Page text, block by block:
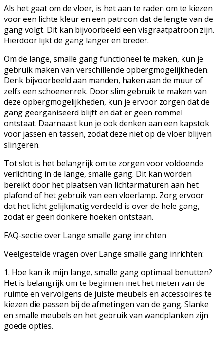
Als het gaat om de vloer, is het aan te raden om te kiezen
voor een lichte kleur en een patroon dat de lengte van de
gang volgt. Dit kan bijvoorbeeld een visgraatpatroon zijn.
Hierdoor lijkt de gang langer en breder.
Om de lange, smalle gang functioneel te maken, kun je
gebruik maken van verschillende opbergmogelijkheden.
Denk bijvoorbeeld aan manden, haken aan de muur of
zelfs een schoenenrek. Door slim gebruik te maken van
deze opbergmogelijkheden, kun je ervoor zorgen dat de
gang georganiseerd blijft en dat er geen rommel
ontstaat. Daarnaast kun je ook denken aan een kapstok
voor jassen en tassen, zodat deze niet op de vloer blijven
slingeren.
Tot slot is het belangrijk om te zorgen voor voldoende
verlichting in de lange, smalle gang. Dit kan worden
bereikt door het plaatsen van lichtarmaturen aan het
plafond of het gebruik van een vloerlamp. Zorg ervoor
dat het licht gelijkmatig verdeeld is over de hele gang,
zodat er geen donkere hoeken ontstaan.
FAQ-sectie over Lange smalle gang inrichten
Veelgestelde vragen over Lange smalle gang inrichten:
1. Hoe kan ik mijn lange, smalle gang optimaal benutten?
Het is belangrijk om te beginnen met het meten van de
ruimte en vervolgens de juiste meubels en accessoires te
kiezen die passen bij de afmetingen van de gang. Slanke
en smalle meubels en het gebruik van wandplanken zijn
goede opties.